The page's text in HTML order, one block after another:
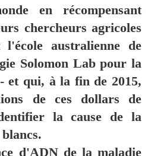
en récompensant
chercheurs agricoles
australienne de
Solomon Lab pour la
et qui, à la fin de 2015,
de ces dollars de
la cause de la
d'ADN de la maladie